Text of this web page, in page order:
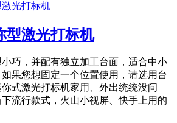
型激光打标机
巧，并配有独立加工台面，适合中小
果您想固定一个位置使用，请选用台
式激光打标机家用、外出统统没问
流行款式，火山小视屏、快手上用的